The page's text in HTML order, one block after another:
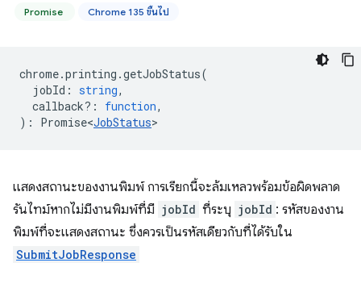
Promise Chrome 135 ขึ้นไป
chrome.printing .getJobStatus(
jobId : string,
callback? : function,
) : Promise<JobStatus>
แสดงสถานะของงานพิมพ์ การเรียกนี้จะล้มเหลวพร้อมข้อผิดพลาด
รันไทม์หากไม่มีงานพิมพ์ที่มี jobId ที่ระบุ jobId : รหัสของงาน
พิมพ์ที่จะแสดงสถานะ ซึ่งควรเป็นรหัสเดียวกับที่ได้รับใน
SubmitJobResponse